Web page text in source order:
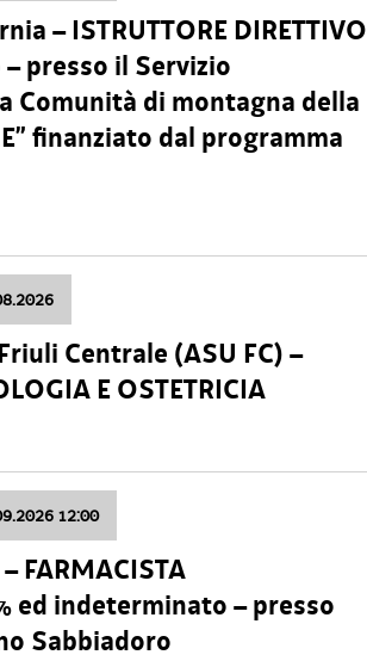
– ISTRUTTORE DIRETTIVO
presso il Servizio
Comunità di montagna della
finanziato dal programma
Centrale (ASU FC) –
E OSTETRICIA
12:00
FARMACISTA
ed indeterminato – presso
Sabbiadoro